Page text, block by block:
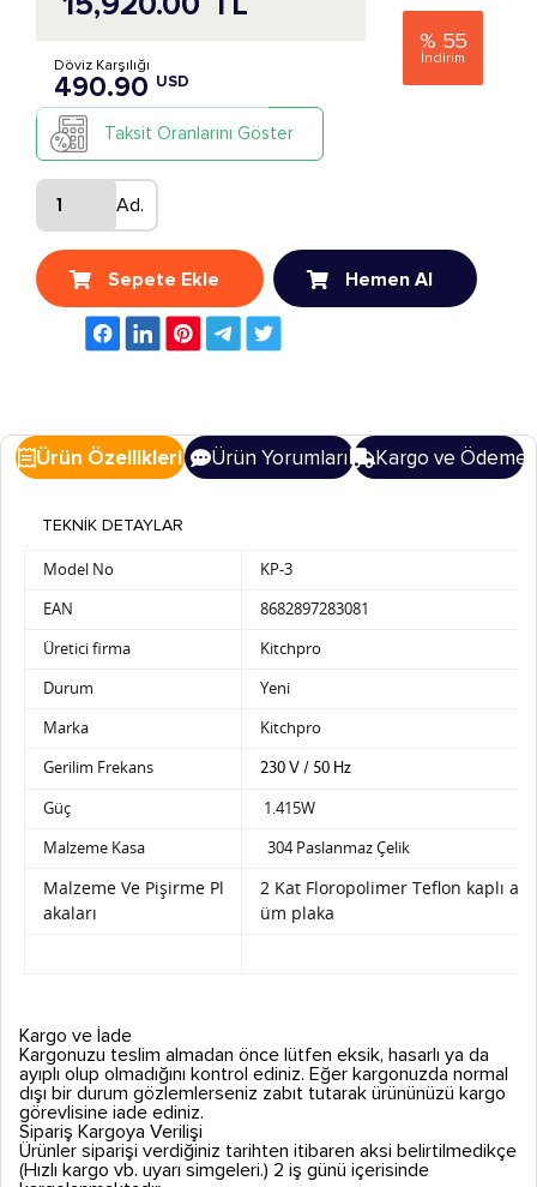
% 55
İndirim
Döviz Karşılığı
490.90 USD
Taksit Oranlarını Göster
Ad.
Sepete Ekle Hemen Al
Ürün Özellikleri Ürün Yorumları Kargo ve Ödeme
TEKNİK DETAYLAR
Model No
KP-3
EAN
8682897283081
Üretici firma
Kitchpro
Durum
Yeni
Marka
Kitchpro
Gerilim Frekans
230 V / 50 Hz
Güç
1.415W
Malzeme Kasa
304 Paslanmaz Çelik
Malzeme Ve Pişirme Pl
akaları
2 Kat Floropolimer Teflon kaplı
üm plaka
Kargo ve İade
Kargonuzu teslim almadan önce lütfen eksik, hasarlı ya da
ayıplı olup olmadığını kontrol ediniz. Eğer kargonuzda normal
dışı bir durum gözlemlerseniz zabıt tutarak ürününüzü kargo
görevlisine iade ediniz.
Sipariş Kargoya Verilişi
Ürünler siparişi verdiğiniz tarihten itibaren aksi belirtilmedikçe
(Hızlı kargo vb. uyarı simgeleri.) 2 iş günü içerisinde